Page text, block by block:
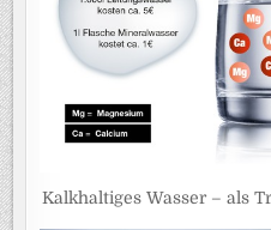
Kalkhaltiges Wasser – als